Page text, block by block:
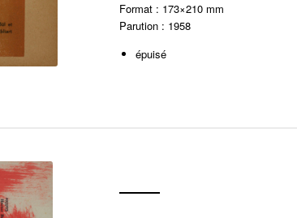
Format : 173×210 mm
Parution : 1958
épuisé